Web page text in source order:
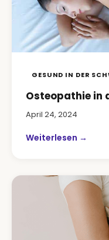
GESUND IN DER
Osteopathie in
April 24, 2024
Weiterlesen →